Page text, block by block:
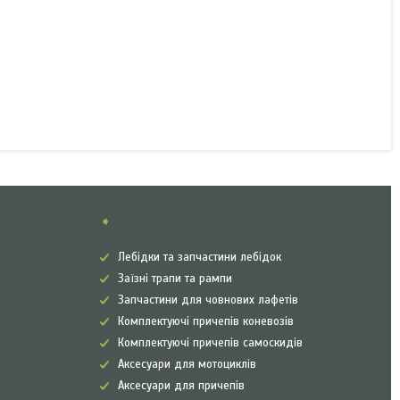
➧
Лебідки та запчастини лебідок
Заїзні трапи та рампи
Запчастини для човнових лафетів
Комплектуючі причепів коневозів
Комплектуючі причепів самоскидів
Аксесуари для мотоциклів
Аксесуари для причепів